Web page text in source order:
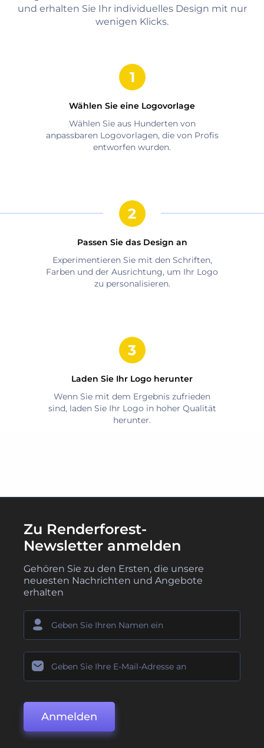
und erhalten Sie Ihr individuelles Design mit nur
wenigen Klicks.
Wählen Sie eine Logovorlage
Wählen Sie aus Hunderten von
anpassbaren Logovorlagen, die von Profis
entworfen wurden.
Passen Sie das Design an
Experimentieren Sie mit den Schriften,
Farben und der Ausrichtung, um Ihr Logo
zu personalisieren.
Laden Sie Ihr Logo herunter
Wenn Sie mit dem Ergebnis zufrieden
sind, laden Sie Ihr Logo in hoher Qualität
herunter.
Zu Renderforest-
Newsletter anmelden
Gehören Sie zu den Ersten, die unsere
neuesten Nachrichten und Angebote
erhalten
Anmelden